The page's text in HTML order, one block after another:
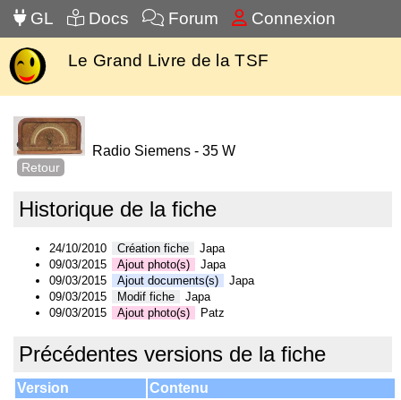
GL Docs Forum Connexion
Le Grand Livre de la TSF
Radio Siemens - 35 W
Retour
Historique de la fiche
24/10/2010 Création fiche
Japa
09/03/2015
Ajout photo(s)
Japa
09/03/2015
Ajout documents(s)
Japa
09/03/2015
Modif fiche
Japa
09/03/2015
Ajout photo(s) Patz
Précédentes versions de la fiche
Version Contenu